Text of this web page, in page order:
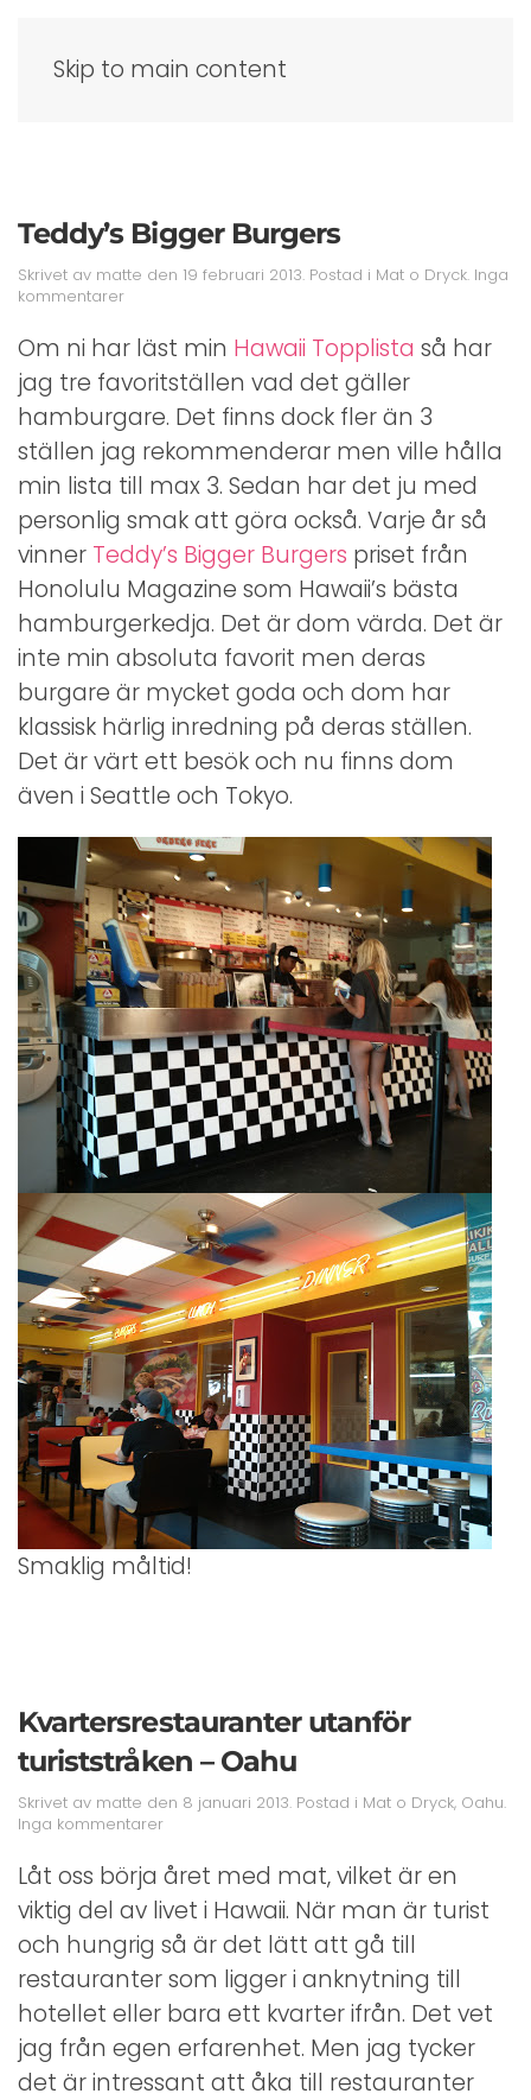
Skip to main content
Teddy’s Bigger Burgers
Skrivet av matte den 19 februari 2013. Postad i Mat o Dryck. Inga
kommentarertill
Bigger
Burgers
Om ni har läst min Hawaii Topplista så har
jag tre favoritställen vad det gäller
hamburgare. Det finns dock fler än 3
ställen jag rekommenderar men ville hålla
min lista till max 3. Sedan har det ju med
personlig smak att göra också. Varje år så
vinner Teddy’s Bigger Burgers priset från
Honolulu Magazine som Hawaii’s bästa
hamburgerkedja. Det är dom värda. Det är
inte min absoluta favorit men deras
burgare är mycket goda och dom har
klassisk härlig inredning på deras ställen.
Det är värt ett besök och nu finns dom
även i Seattle och Tokyo.
Smaklig måltid!
Kvartersrestauranter utanför
turiststråken – Oahu
Skrivet av matte den 8 januari 2013. Postad i Mat o Dryck, Oahu.
Inga kommentarertill
utanför
turiststråken
–
Oahu
Låt oss börja året med mat, vilket är en
viktig del av livet i Hawaii. När man är turist
och hungrig så är det lätt att gå till
restauranter som ligger i anknytning till
hotellet eller bara ett kvarter ifrån. Det vet
jag från egen erfarenhet. Men jag tycker
det är intressant att åka till restauranter